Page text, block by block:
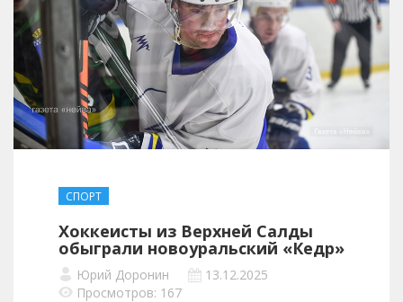
СПОРТ
Хоккеисты из Верхней Салды
обыграли новоуральский «Кедр»
Юрий Доронин
13.12.2025
Просмотров: 167